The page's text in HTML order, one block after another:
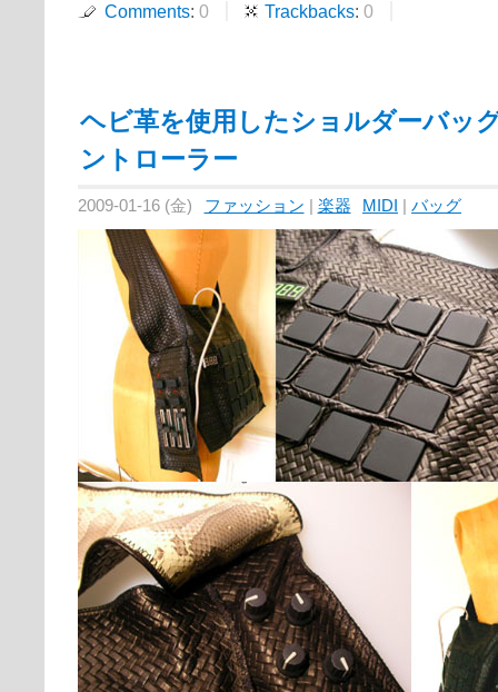
Comments: 0 Trackbacks: 0
ヘビ革を使用したショルダーバッ
ントローラー
2009-01-16 (金) ファッション 楽器 MIDI |バッグ